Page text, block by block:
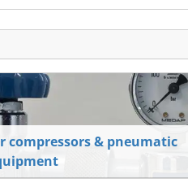
compressors & pneumatic